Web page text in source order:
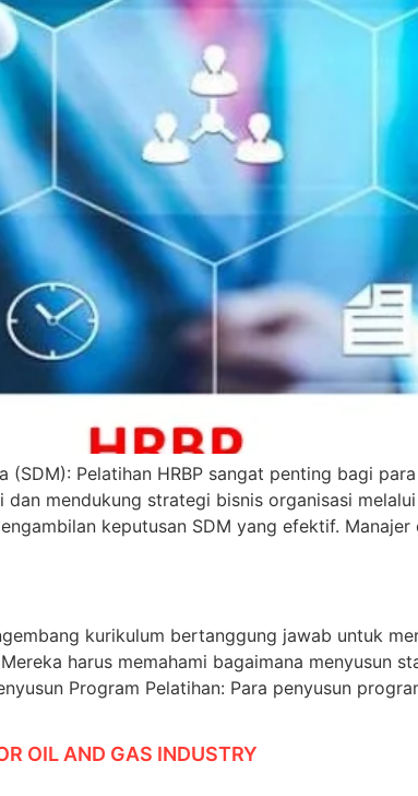
(SDM): Pelatihan HRBP sangat penting bagi
mendukung strategi bisnis organisasi
keputusan SDM yang efektif.
kurikulum bertanggung jawab untuk
harus memahami bagaimana menyusun
Program Pelatihan: Para penyusun
OIL AND GAS INDUSTRY